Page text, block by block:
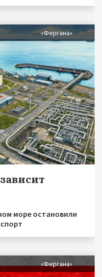
«Фергана»
море остановили
«Фергана»